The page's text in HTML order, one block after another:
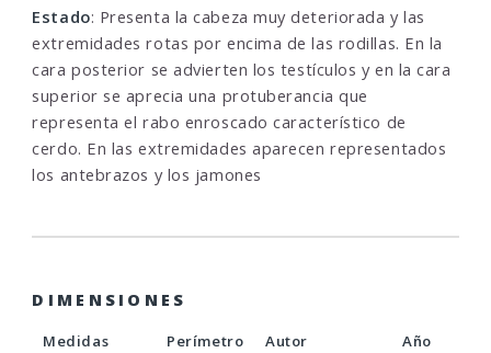
Estado: Presenta la cabeza muy deteriorada y las
extremidades rotas por encima de las rodillas. En la
cara posterior se advierten los testículos y en la cara
superior se aprecia una protuberancia que
representa el rabo enroscado característico de
cerdo. En las extremidades aparecen representados
los antebrazos y los jamones
DIMENSIONES
Medidas Perímetro Autor Año